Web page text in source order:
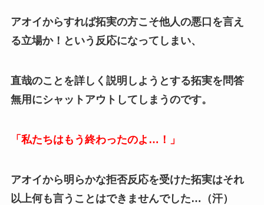
アオイからすれば拓実の方こそ他人の悪口を言え
る立場か！という反応になってしまい、
直哉のことを詳しく説明しようとする拓実を問答
無用にシャットアウトしてしまうのです。
「私たちはもう終わったのよ…！」
アオイから明らかな拒否反応を受けた拓実はそれ
以上何も言うことはできませんでした…（汗）